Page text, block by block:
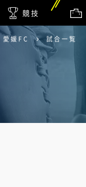
競技
愛媛FC 試合一覧